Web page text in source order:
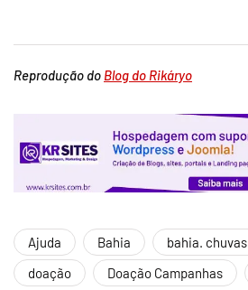
Reprodução do Blog do Rikáryo
Ajuda Bahia bahia. chuvas
doação
Doação Campanhas